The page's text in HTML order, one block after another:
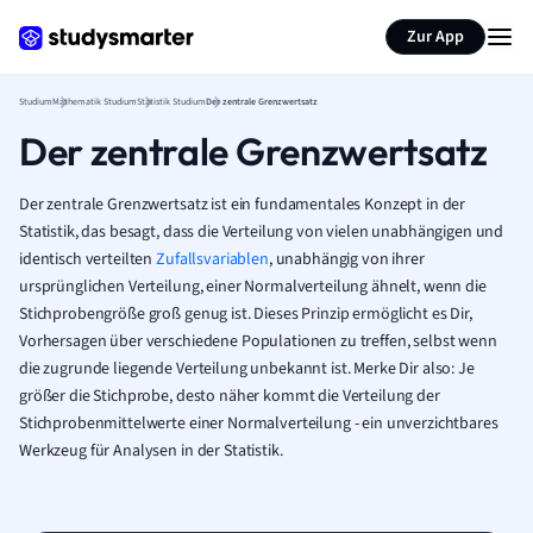
Zur App
StudiumMathematik StudiumStatistik StudiumDer zentrale Grenzwertsatz
Der zentrale Grenzwertsatz
Der zentrale Grenzwertsatz ist ein fundamentales Konzept in der
Statistik, das besagt, dass die Verteilung von vielen unabhängigen und
identisch verteiltenZufallsvariablen, unabhängig von ihrer
ursprünglichen Verteilung, einer Normalverteilung ähnelt, wenn die
Stichprobengröße groß genug ist. Dieses Prinzip ermöglicht es Dir,
Vorhersagen über verschiedene Populationen zu treffen, selbst wenn
die zugrunde liegende Verteilung unbekannt ist. Merke Dir also: Je
größer die Stichprobe, desto näher kommt die Verteilung der
Stichprobenmittelwerte einer Normalverteilung - ein unverzichtbares
Werkzeug für Analysen in der Statistik.